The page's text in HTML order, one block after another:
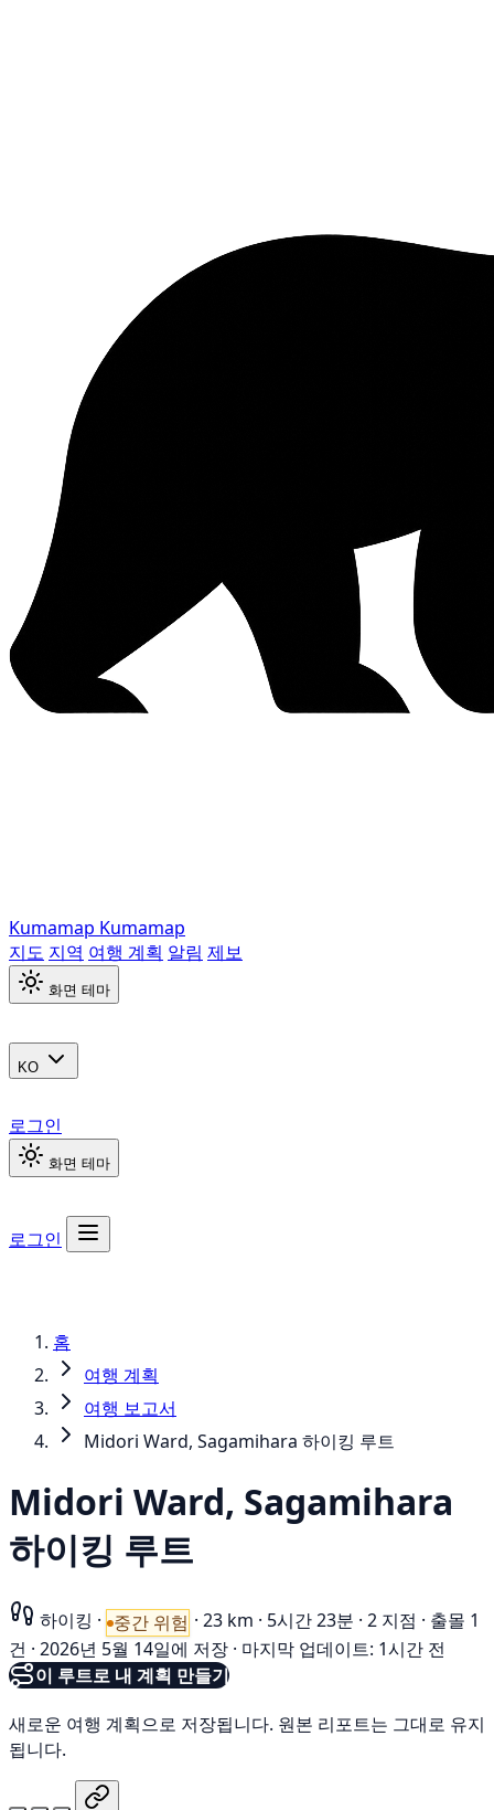
Kumamap Kumamap
지도 지역 여행 계획 알림 제보
화면 테마
KO
로그인
화면 테마
로그인
홈
여행 계획
여행 보고서
Midori Ward, Sagamihara 하이킹 루트
Midori Ward, Sagamihara
하이킹 루트
하이킹 · 중간 위험 · 23 km · 5시간 23분 · 2 지점 · 출몰 1
건 · 2026년 5월 14일에 저장 · 마지막 업데이트: 1시간 전
이 루트로 내 계획 만들기
새로운 여행 계획으로 저장됩니다. 원본 리포트는 그대로 유지
됩니다.